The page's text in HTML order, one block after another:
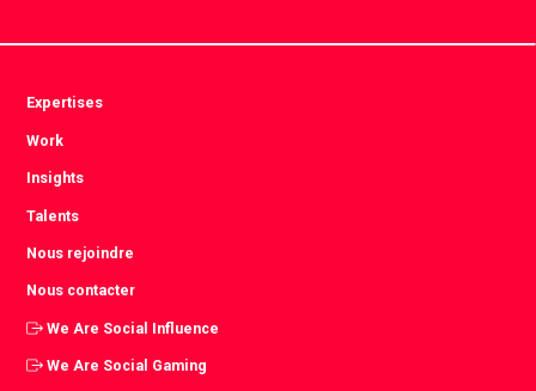
Expertises
Work
Insights
Talents
Nous rejoindre
Nous contacter
We Are Social Influence
We Are Social Gaming